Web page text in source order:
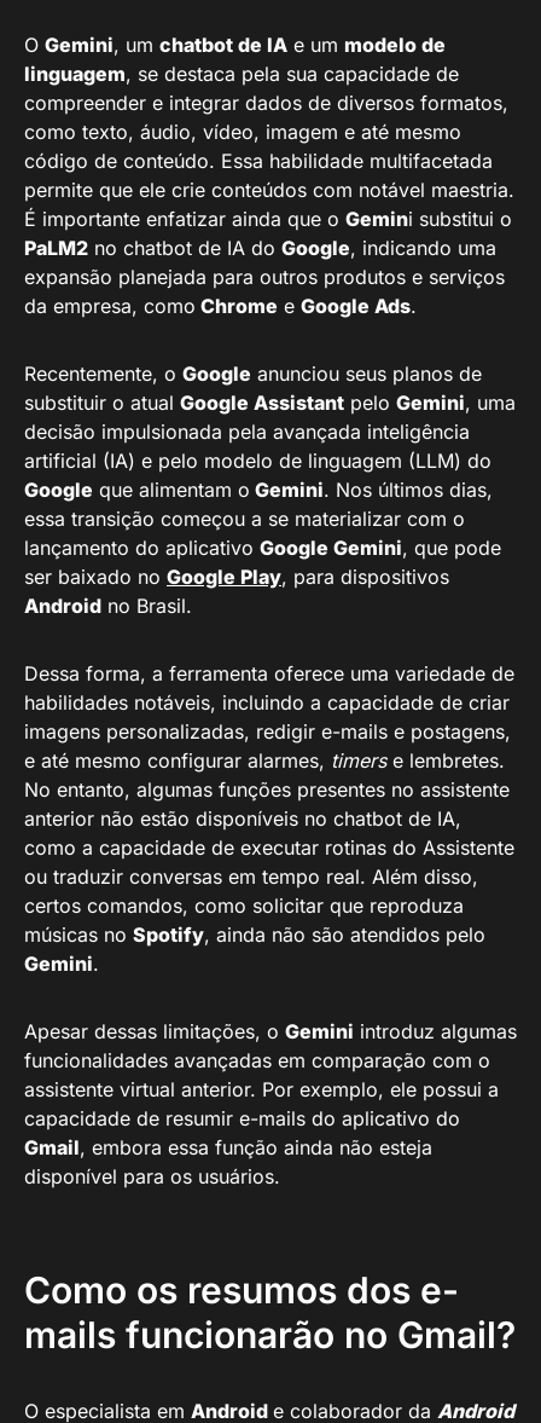
O Gemini, um chatbot de IA e um modelo de
linguagem, se destaca pela sua capacidade de
compreender e integrar dados de diversos formatos,
como texto, áudio, vídeo, imagem e até mesmo
código de conteúdo. Essa habilidade multifacetada
permite que ele crie conteúdos com notável maestria.
É importante enfatizar ainda que o Gemini substitui o
PaLM2 no chatbot de IA do Google, indicando uma
expansão planejada para outros produtos e serviços
da empresa, como Chrome e Google Ads.
Recentemente, o Google anunciou seus planos de
substituir o atual Google Assistant pelo Gemini, uma
decisão impulsionada pela avançada inteligência
artificial (IA) e pelo modelo de linguagem (LLM) do
Google que alimentam o Gemini. Nos últimos dias,
essa transição começou a se materializar com o
lançamento do aplicativo Google Gemini, que pode
ser baixado no Google Play, para dispositivos
Android no Brasil.
Dessa forma, a ferramenta oferece uma variedade de
habilidades notáveis, incluindo a capacidade de criar
imagens personalizadas, redigir e-mails e postagens,
e até mesmo configurar alarmes, timers e lembretes.
No entanto, algumas funções presentes no assistente
anterior não estão disponíveis no chatbot de IA,
como a capacidade de executar rotinas do Assistente
ou traduzir conversas em tempo real. Além disso,
certos comandos, como solicitar que reproduza
músicas no Spotify, ainda não são atendidos pelo
Gemini.
Apesar dessas limitações, o Gemini introduz algumas
funcionalidades avançadas em comparação com o
assistente virtual anterior. Por exemplo, ele possui a
capacidade de resumir e-mails do aplicativo do
Gmail, embora essa função ainda não esteja
disponível para os usuários.
Como os resumos dos e-
mails funcionarão no Gmail?
O especialista em Android e colaborador da Android